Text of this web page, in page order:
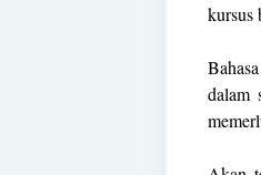
kursus
dalam